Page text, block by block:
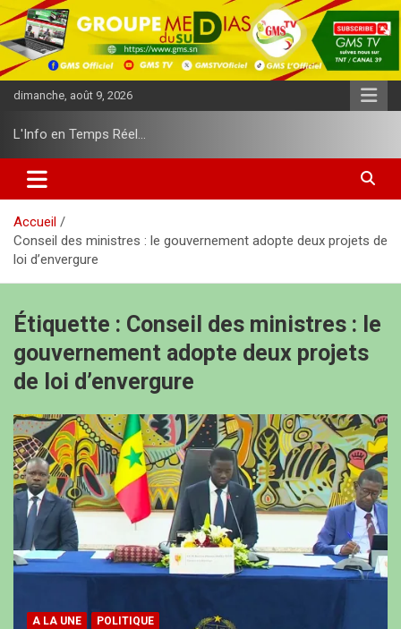
l
l
e
r
o
t
dimanche, août 9, 2026
L'Info en Temps Réel…
Accueil
Conseil des ministres : le gouvernement adopte deux projets de
loi d’envergure
Étiquette : Conseil des ministres : le
gouvernement adopte deux projets
de loi d’envergure
A LA UNE POLITIQUE